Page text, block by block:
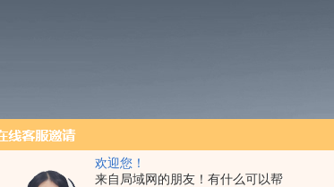
欢迎您！
来自局域网的朋友！有什么可以帮